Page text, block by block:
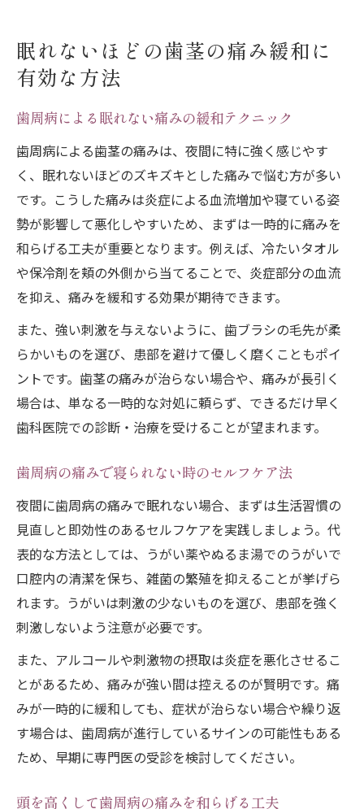
眠れないほどの歯茎の痛み緩和に
有効な方法
歯周病による眠れない痛みの緩和テクニック
歯周病による歯茎の痛みは、夜間に特に強く感じやす
く、眠れないほどのズキズキとした痛みで悩む方が多い
です。こうした痛みは炎症による血流増加や寝ている姿
勢が影響して悪化しやすいため、まずは一時的に痛みを
和らげる工夫が重要となります。例えば、冷たいタオル
や保冷剤を頬の外側から当てることで、炎症部分の血流
を抑え、痛みを緩和する効果が期待できます。
また、強い刺激を与えないように、歯ブラシの毛先が柔
らかいものを選び、患部を避けて優しく磨くこともポイ
ントです。歯茎の痛みが治らない場合や、痛みが長引く
場合は、単なる一時的な対処に頼らず、できるだけ早く
歯科医院での診断・治療を受けることが望まれます。
歯周病の痛みで寝られない時のセルフケア法
夜間に歯周病の痛みで眠れない場合、まずは生活習慣の
見直しと即効性のあるセルフケアを実践しましょう。代
表的な方法としては、うがい薬やぬるま湯でのうがいで
口腔内の清潔を保ち、雑菌の繁殖を抑えることが挙げら
れます。うがいは刺激の少ないものを選び、患部を強く
刺激しないよう注意が必要です。
また、アルコールや刺激物の摂取は炎症を悪化させるこ
とがあるため、痛みが強い間は控えるのが賢明です。痛
みが一時的に緩和しても、症状が治らない場合や繰り返
す場合は、歯周病が進行しているサインの可能性もある
ため、早期に専門医の受診を検討してください。
頭を高くして歯周病の痛みを和らげる工夫